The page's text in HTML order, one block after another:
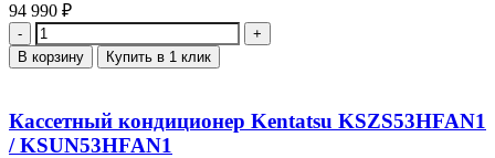
94 990 ₽
Количество
В корзину Купить в 1 клик
Кассетный кондиционер Kentatsu KSZS53HFAN1
/ KSUN53HFAN1